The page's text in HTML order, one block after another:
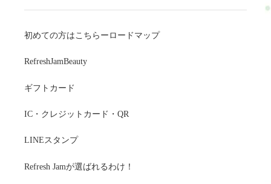
初めての方はこちらーロードマップ
RefreshJamBeauty
ギフトカード
IC・クレジットカード・QR
LINEスタンプ
Refresh Jamが選ばれるわけ！